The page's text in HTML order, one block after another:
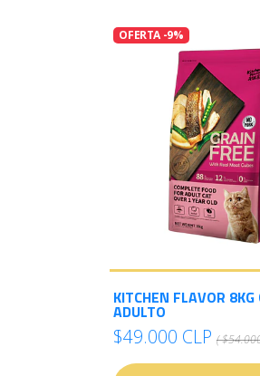
OFERTA -9%
KITCHEN FLAVOR 8KG
ADULTO
$49.000 CLP (